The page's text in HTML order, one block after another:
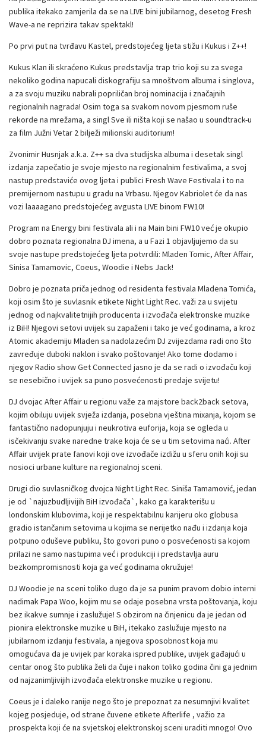
publika itekako zamjerila da se na LIVE bini jubilarnog, desetog Fresh
Wave-a ne reprizira takav spektakl!
Po prvi put na tvrđavu Kastel, predstojećeg ljeta stižu i Kukus i Z++!
Kukus Klan ili skraćeno Kukus predstavlja trap trio koji su za svega
nekoliko godina napucali diskografiju sa mnoštvom albuma i singlova,
a za svoju muziku nabrali popriličan broj nominacija i značajnih
regionalnih nagrada! Osim toga sa svakom novom pjesmom ruše
rekorde na mrežama, a singl Sve ili ništa koji se našao u soundtrack-u
za film Južni Vetar 2 bilježi milionski auditorium!
Zvonimir Husnjak a.k.a. Z++ sa dva studijska albuma i desetak singl
izdanja zapečatio je svoje mjesto na regionalnim festivalima, a svoj
nastup predstaviće ovog ljeta i publici Fresh Wave Festivala i to na
premijernom nastupu u gradu na Vrbasu. Njegov Kabriolet će da nas
vozi laaaagano predstojećeg avgusta LIVE binom FW10!
Program na Energy bini festivala ali i na Main bini FW10 već je okupio
dobro poznata regionalna DJ imena, a u Fazi 1 objavljujemo da su
svoje nastupe predstojećeg ljeta potvrdili: Mladen Tomic, After Affair,
Sinisa Tamamovic, Coeus, Woodie i Nebs Jack!
Dobro je poznata priča jednog od residenta festivala Mladena Tomića,
koji osim što je suvlasnik etikete Night Light Rec. važi za u svijetu
jednog od najkvalitetnijih producenta i izvođača elektronske muzike
iz BiH! Njegovi setovi uvijek su zapaženi i tako je već godinama, a kroz
Atomic akademiju Mladen sa nadolazećim DJ zvijezdama radi ono što
zavređuje duboki naklon i svako poštovanje! Ako tome dodamo i
njegov Radio show Get Connected jasno je da se radi o izvođaču koji
se nesebično i uvijek sa puno posvećenosti predaje svijetu!
DJ dvojac After Affair u regionu važe za majstore back2back setova,
kojim obiluju uvijek svježa izdanja, posebna vještina mixanja, kojom se
fantastično nadopunjuju i neukrotiva euforija, koja se ogleda u
isčekivanju svake naredne trake koja će se u tim setovima naći. After
Affair uvijek prate fanovi koji ove izvođače izdižu u sferu onih koji su
nosioci urbane kulture na regionalnoj sceni.
Drugi dio suvlasničkog dvojca Night Light Rec. Siniša Tamamović, jedan
je od `najuzbudljivijih BiH izvođača`, kako ga karakterišu u
londonskim klubovima, koji je respektabilnu karijeru oko globusa
gradio istančanim setovima u kojima se nerijetko nađu i izdanja koja
potpuno oduševe publiku, što govori puno o posvećenosti sa kojom
prilazi ne samo nastupima već i produkciji i predstavlja auru
bezkompromisnosti koja ga već godinama okružuje!
DJ Woodie je na sceni toliko dugo da je sa punim pravom dobio interni
nadimak Papa Woo, kojim mu se odaje posebna vrsta poštovanja, koju
bez ikakve sumnje i zaslužuje! S obzirom na činjenicu da je jedan od
pionira elektronske muzike u BiH, itekako zaslužuje mjesto na
jubilarnom izdanju festivala, a njegova sposobnost koja mu
omogućava da je uvijek par koraka ispred publike, uvijek gađajući u
centar onog što publika želi da čuje i nakon toliko godina čini ga jednim
od najzanimljivijih izvođača elektronske muzike u regionu.
Coeus je i daleko ranije nego što je prepoznat za nesumnjivi kvalitet
kojeg posjeduje, od strane čuvene etikete Afterlife , važio za
prospekta koji će na svjetskoj elektronskoj sceni uraditi mnogo! Ovo